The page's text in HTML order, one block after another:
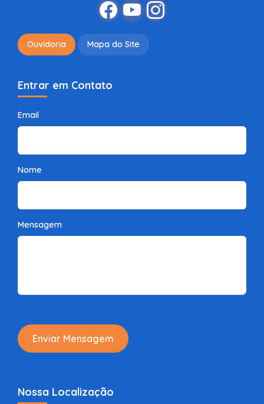
Ouvidoria Mapa do Site
Entrar em Contato
Email
Nome
Mensagem
Enviar Mensagem
Nossa Localização